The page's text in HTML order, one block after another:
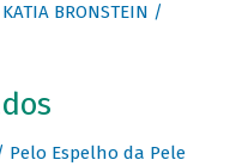
BRONSTEIN /
Pelo Espelho da Pele